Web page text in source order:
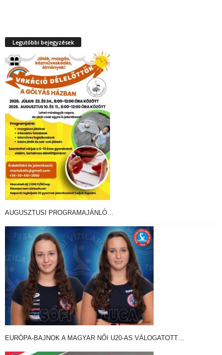
Legutóbbi bejegyzések
AUGUSZTUSI PROGRAMAJÁNLÓ…
EURÓPA-BAJNOK A MAGYAR NŐI U20-AS VÁLOGATOTT…